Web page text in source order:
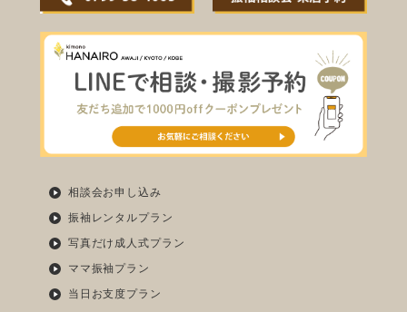
相談会お申し込み
振袖レンタルプラン
写真だけ成人式プラン
ママ振袖プラン
当日お支度プラン